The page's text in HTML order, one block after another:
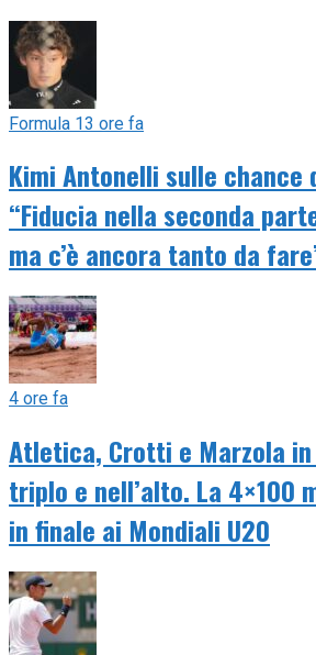
Formula 13 ore fa
Kimi Antonelli sulle
“Fiducia nella seconda
ma c’è ancora tanto da
4 ore fa
Atletica, Crotti e Marzola in
triplo e nell’alto. La 4×100
in finale ai Mondiali U20